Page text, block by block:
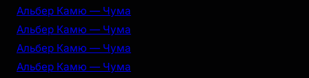
Альбер Камю — Чума
Альбер Камю — Чума
Альбер Камю — Чума
Альбер Камю — Чума